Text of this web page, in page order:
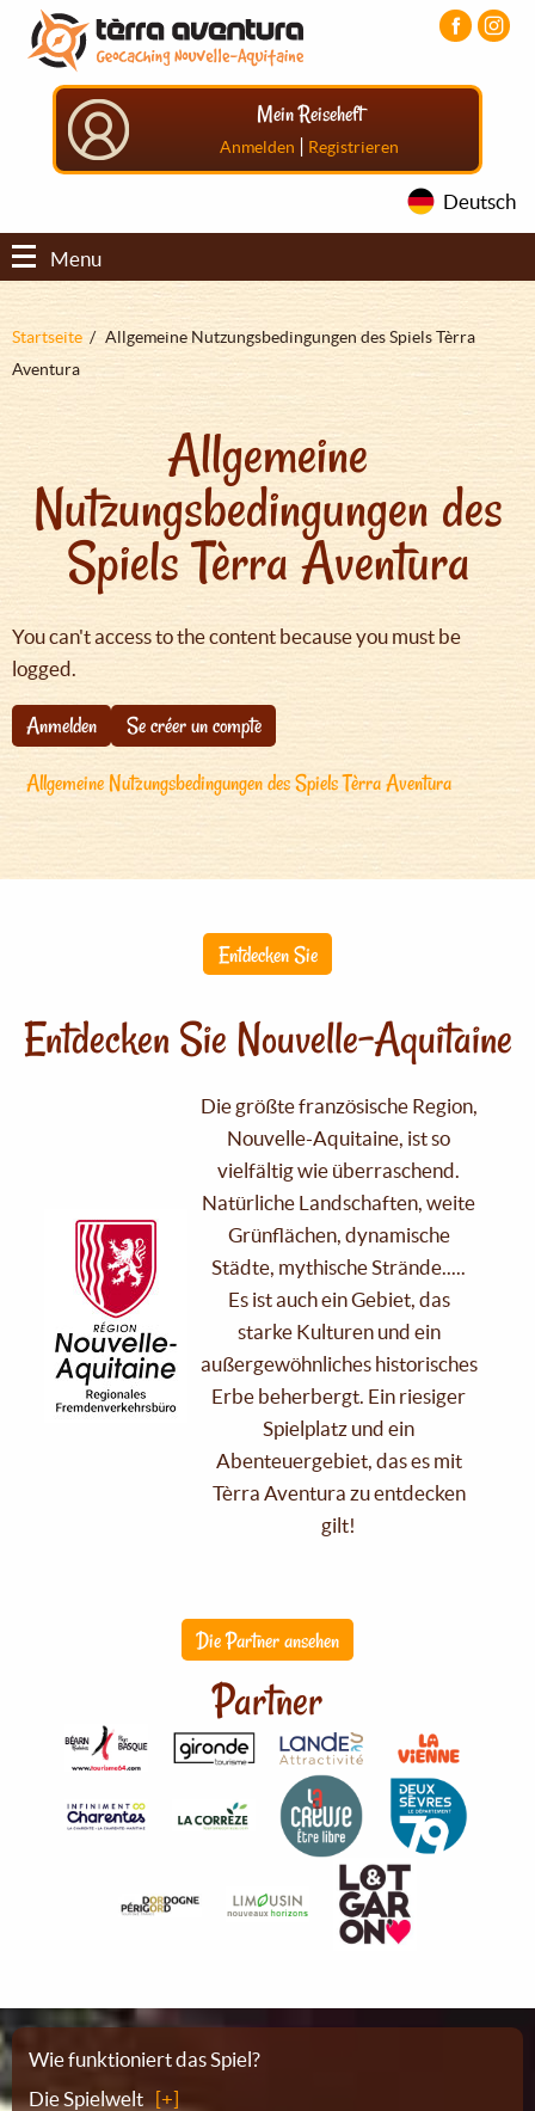
Direkt
zum
Inhalt
Aller
menu
principal
Aller
pied
Mein Reiseheft
Anmelden | Registrieren
Deutsch
Menu
Pfadnavigation
Startseite
Allgemeine Nutzungsbedingungen des Spiels Tèrra
Aventura
Allgemeine
Nutzungsbedingungen des
Spiels Tèrra Aventura
You can't access to the content because you must be
logged.
Anmelden
Se créer un compte
Allgemeine Nutzungsbedingungen des Spiels Tèrra Aventura
Entdecken Sie
Entdecken Sie Nouvelle-Aquitaine
Die größte französische Region,
Nouvelle-Aquitaine, ist so
vielfältig wie überraschend.
Natürliche Landschaften, weite
Grünflächen, dynamische
Städte, mythische Strände.....
Es ist auch ein Gebiet, das
starke Kulturen und ein
außergewöhnliches historisches
Erbe beherbergt. Ein riesiger
Spielplatz und ein
Abenteuergebiet, das es mit
Tèrra Aventura zu entdecken
gilt!
Die Partner ansehen
Partner
Sitemap
Wie funktioniert das Spiel?
Die Spielwelt